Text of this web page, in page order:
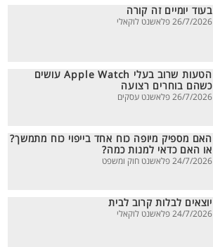
בעוד יומיים זה קורה
26/7/2026 פלאשנט לוקאלי
הטעות שרוב בעלי Apple Watch עושים
כשהם בוחרים רצועה
26/7/2026 פלאשנט עסקים
האם מספיק מיופה כוח אחד בייפוי כוח מתמשך?
או האם כדאי למנות כמה?
24/7/2026 פלאשנט חוק ומשפט
יוצאים לבלות קרוב לבית
24/7/2026 פלאשנט לוקאלי